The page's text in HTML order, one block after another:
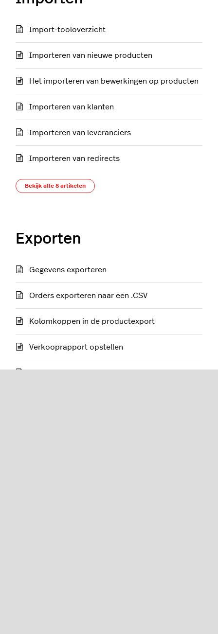
Import-tooloverzicht
Importeren van nieuwe producten
Het importeren van bewerkingen op producten
Importeren van klanten
Importeren van leveranciers
Importeren van redirects
Bekijk alle 8 artikelen
Exporten
Gegevens exporteren
Orders exporteren naar een .CSV
Kolomkoppen in de productexport
Verkooprapport opstellen